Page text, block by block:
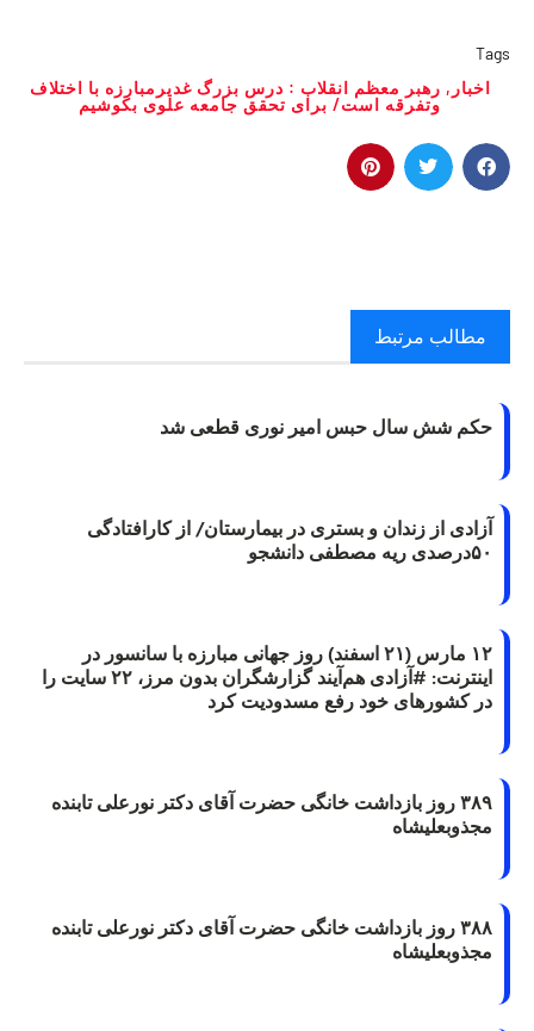
Tags
اخبار , رهبر معظم انقلاب : درس بزرگ غدیرمبارزه با اختلاف
وتفرقه است/ برای تحقق جامعه علوی بکوشیم
مطالب مرتبط
حکم شش سال حبس امیر نوری قطعی شد
آزادی از زندان و بستری در بیمارستان/ از کارافتادگی
۵۰درصدی ریه مصطفی دانشجو
۱۲ مارس (۲۱ اسفند) روز جهانی مبارزه با سانسور در
اینترنت: #آزادی هم‌آیند گزارشگران‌ بدون مرز، ۲۲ سایت را
در کشورهای خود رفع مسدودیت کرد
۳۸۹ روز بازداشت خانگی حضرت آقای دکتر نورعلی تابنده
مجذوبعلیشاه
۳۸۸ روز بازداشت خانگی حضرت آقای دکتر نورعلی تابنده
مجذوبعلیشاه